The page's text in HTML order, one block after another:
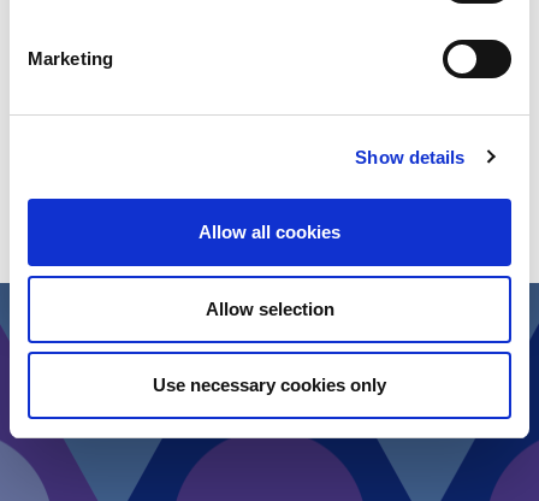
Marketing
Show details
Allow all cookies
Allow selection
Use necessary cookies only